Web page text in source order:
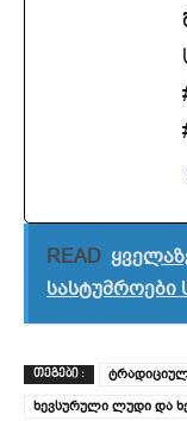
READ
ᲗᲔᲒᲔᲑᲘ :
ხევსურული ლუდი და